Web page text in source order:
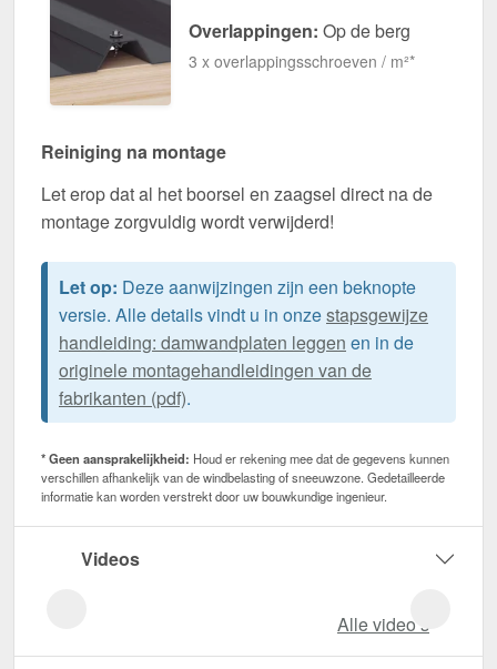
Overlappingen: Op de berg
3 x overlappingsschroeven / m²*
Reiniging na montage
Let erop dat al het boorsel en zaagsel direct na de
montage zorgvuldig wordt verwijderd!
Let op: Deze aanwijzingen zijn een beknopte
versie. Alle details vindt u in onzestapsgewijze
handleiding: damwandplaten leggen en in de
originele montagehandleidingen van de
fabrikanten (pdf).
* Geen aansprakelijkheid: Houd er rekening mee dat de gegevens kunnen
verschillen afhankelijk van de windbelasting of sneeuwzone. Gedetailleerde
informatie kan worden verstrekt door uw bouwkundige ingenieur.
Videos
Alle video‘s